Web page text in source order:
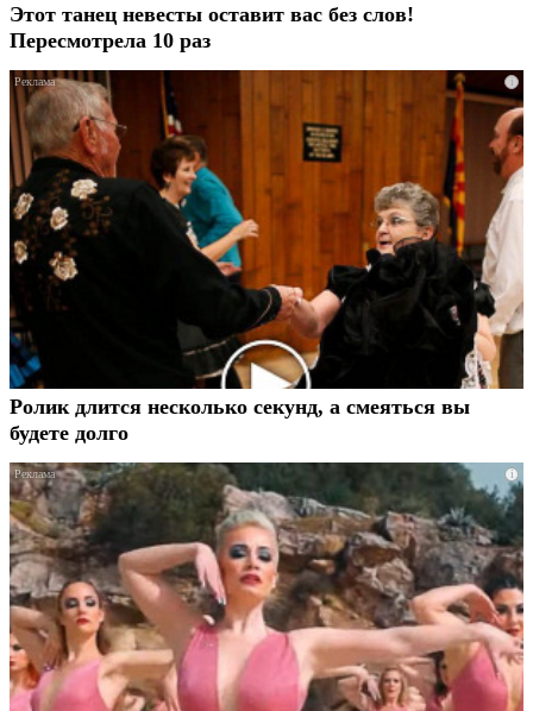
Этот танец невесты оставит вас без слов!
Пересмотрела 10 раз
i
Ролик длится несколько секунд, а смеяться вы
будете долго
i